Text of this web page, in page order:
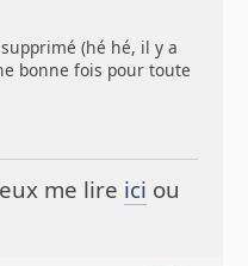
(hé hé, il y a
bonne fois pour toute
me lire ici ou